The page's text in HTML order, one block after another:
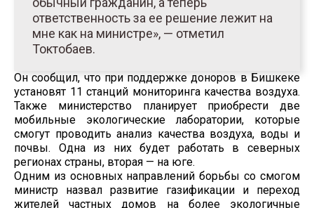
ответственность за ее решение лежит на
мне как на министре», — отметил
Токтобаев.
Он сообщил, что при поддержке доноров в Бишкеке
установят 11 станций мониторинга качества воздуха.
Также министерство планирует приобрести две
мобильные экологические лаборатории, которые
смогут проводить анализ качества воздуха, воды и
почвы. Одна из них будет работать в северных
регионах страны, вторая — на юге.
Одним из основных направлений борьбы со смогом
министр назвал развитие газификации и переход
жителей частных домов на более экологичные